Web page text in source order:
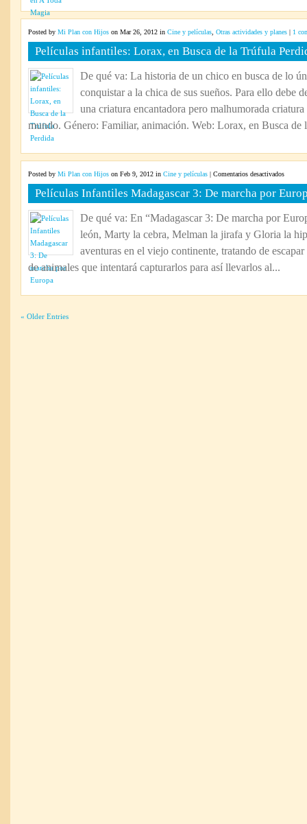
Posted by Mi Plan con Hijos on Mar 26, 2012 in Cine y películas Otras actividades y planes | 1
Películas infantiles: Lorax, en Busca de la Trúfula
De qué va: La historia de un chico en busca de lo
conquistar a la chica de sus sueños. Para ello debe
una criatura encantadora pero malhumorada
mundo. Género: Familiar, animación. Web: Lorax, en Busca de
Posted by Mi Plan con Hijos on Feb 9, 2012 in Cine y películas | Comentarios desactivadosen
3:
De
Películas Infantiles Madagascar 3: De marcha por
De qué va: En “Madagascar 3: De marcha por
león, Marty la cebra, Melman la jirafa y Gloria la
aventuras en el viejo continente, tratando de
de animales que intentará capturarlos para así llevarlos al...
« Older Entries